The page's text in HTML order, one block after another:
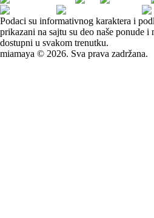
Podaci su informativnog karaktera i
prikazani na sajtu su deo naše ponude i
dostupni u svakom trenutku.
miamaya © 2026. Sva prava zadržana.